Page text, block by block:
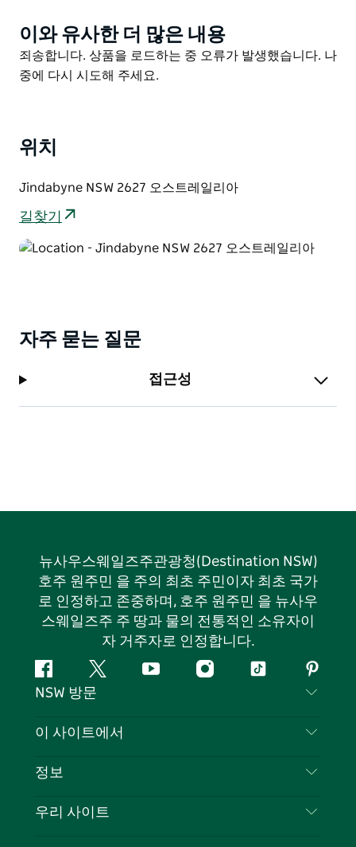
과 둥지를 제공합니다.
습을 볼 수 있습니다. 손님들은 자연의 아름다움을 감상하
운 일출과 일몰을 즐길 수 있습니다.
이 사이트는 캐러밴과 캠핑카 전용입니다. 텐트 캠핑카 트
러밴이나 캠핑카에는 자체 화장실이 있어야 합니다.
Product
List
이와 유사한 더 많은 내용
Product
List
죄송합니다. 상품을 로드하는 중 오류가 발생했습니다. 나
중에 다시 시도해 주세요.
위치
Jindabyne NSW 2627 오스트레일리아
길찾기
자주 묻는 질문
접근성
뉴사우스웨일즈주관광청(Destination NSW)
호주 원주민 을 주의 최초 주민이자 최초 국가
로 인정하고 존중하며, 호주 원주민 을 뉴사우
스웨일즈주 주 땅과 물의 전통적인 소유자이
자 거주자로 인정합니다.
페
이
북
지
다
유
인
틱
핀
터
스
NSW 방문
문의하기
쿠키 고지
이 사이트에서
목적지
정보
여행 정보
우리 사이트